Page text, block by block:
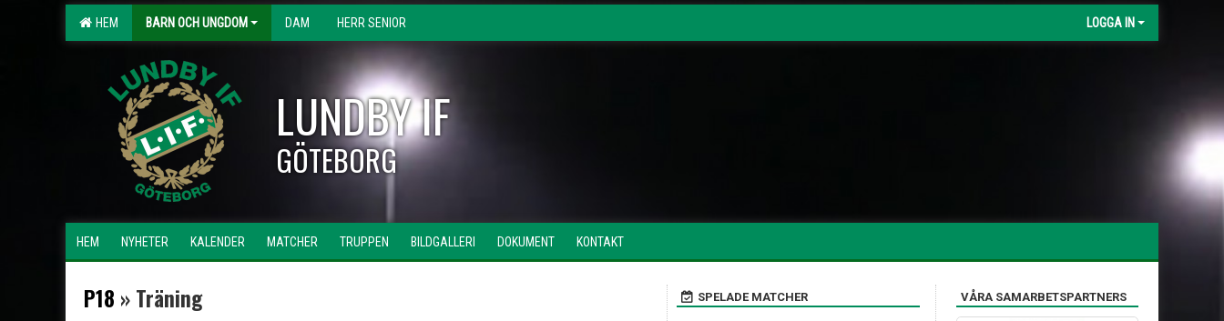
HEM BARN OCH UNGDOM DAM HERR SENIOR LOGGA IN
LUNDBY IF
GÖTEBORG
HEM NYHETER KALENDER MATCHER TRUPPEN BILDGALLERI DOKUMENT KONTAKT
P18 » Träning SPELADE MATCHER VÅRA SAMARBETSPARTNERS